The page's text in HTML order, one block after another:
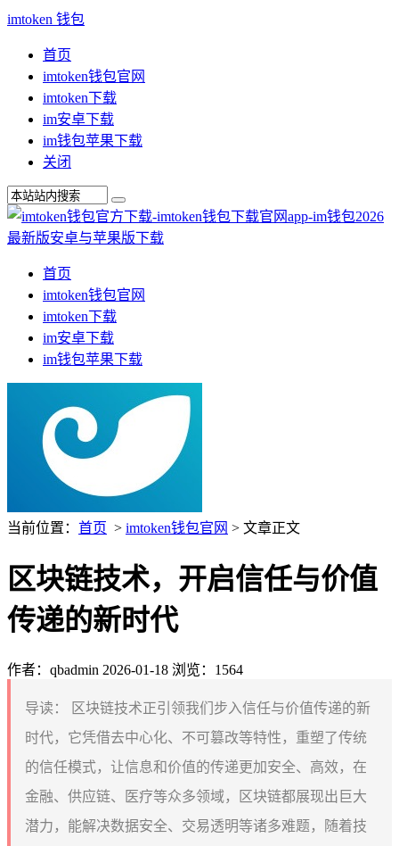
imtoken 钱包
首页
imtoken钱包官网
imtoken下载
im安卓下载
im钱包苹果下载
关闭
首页
imtoken钱包官网
imtoken下载
im安卓下载
im钱包苹果下载
当前位置： 首页 > imtoken钱包官网 > 文章正文
区块链技术，开启信任与价值
传递的新时代
作者：qbadmin 2026-01-18 浏览：1564
导读：
区块链技术正引领我们步入信任与价值传递的新
时代，它凭借去中心化、不可篡改等特性，重塑了传统
的信任模式，让信息和价值的传递更加安全、高效，在
金融、供应链、医疗等众多领域，区块链都展现出巨大
潜力，能解决数据安全、交易透明等诸多难题，随着技